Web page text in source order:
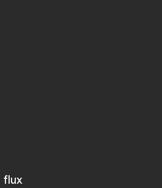
flux